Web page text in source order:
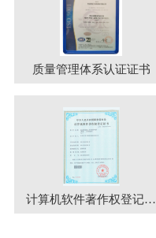
质量管理体系认证证书
计算机软件著作权登记证书